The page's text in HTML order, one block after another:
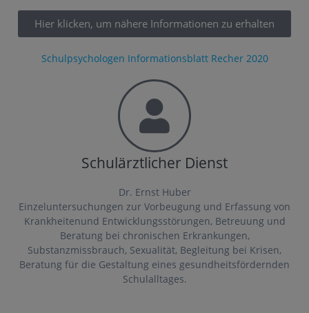
Hier klicken, um nähere Informationen zu erhalten
Schulpsychologen Informationsblatt Recher 2020
Schulärztlicher Dienst
Dr. Ernst Huber
Einzeluntersuchungen zur Vorbeugung und Erfassung von
Krankheitenund Entwicklungsstörungen, Betreuung und
Beratung bei chronischen Erkrankungen,
Substanzmissbrauch, Sexualität, Begleitung bei Krisen,
Beratung für die Gestaltung eines gesundheitsfördernden
Schulalltages.